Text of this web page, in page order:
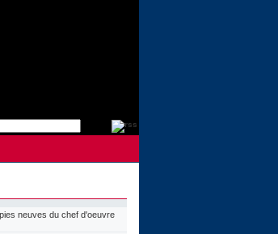
neuves du chef d'oeuvre